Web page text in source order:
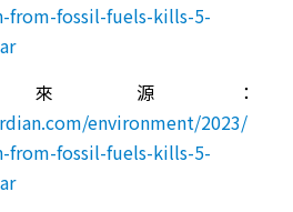
fossil-fuels-kills-5-
源：
environment/2023/
fossil-fuels-kills-5-